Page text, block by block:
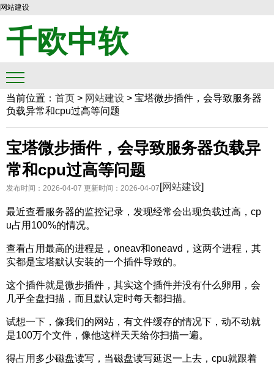
网站建设
千欧中软
当前位置： 首页 > 网站建设 > 宝塔微步插件，会导致服务器
负载异常和cpu过高等问题
宝塔微步插件，会导致服务器负载异
常和cpu过高等问题
发布时间：2026-04-07 更新时间：2026-04-07 [网站建设]
最近查看服务器的监控记录，发现经常会出现负载过高，cp
u占用100%的情况。
查看占用最高的进程是，oneav和oneavd，这两个进程，其
实都是宝塔默认安装的一个插件导致的。
这个插件就是微步插件，其实这个插件并没有什么卵用，会
几乎全盘扫描，而且默认定时每天都扫描。
试想一下，像我们的网站，有文件缓存的情况下，动不动就
是100万个文件，像他这样天天给你扫描一遍。
得占用多少磁盘读写，当磁盘读写延迟一上去，cpu就跟着